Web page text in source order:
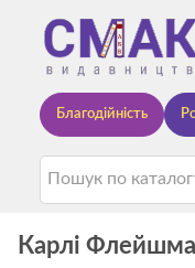
Благодійність
Карлі